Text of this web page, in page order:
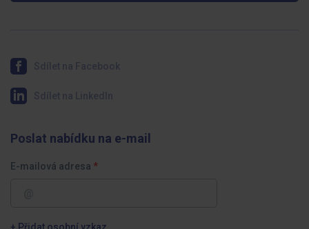
Poslat nabídku na e-mail
E-mailová adresa